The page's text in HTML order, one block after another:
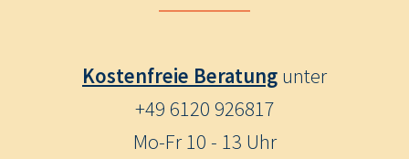
Kostenfreie Beratung unter
+49 6120 926817
Mo-Fr 10 - 13 Uhr